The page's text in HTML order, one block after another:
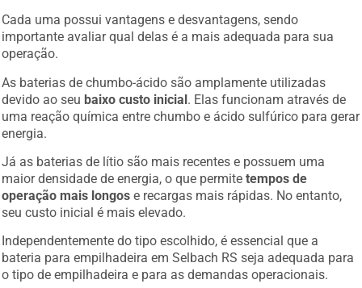
Cada uma possui vantagens e desvantagens, sendo
importante avaliar qual delas é a mais adequada para sua
operação.
As baterias de chumbo-ácido são amplamente utilizadas
devido ao seu baixo custo inicial. Elas funcionam através de
uma reação química entre chumbo e ácido sulfúrico para gerar
energia.
Já as baterias de lítio são mais recentes e possuem uma
maior densidade de energia, o que permitetempos de
operação mais longos e recargas mais rápidas. No entanto,
seu custo inicial é mais elevado.
Independentemente do tipo escolhido, é essencial que a
bateria para empilhadeira em Selbach RS seja adequada para
o tipo de empilhadeira e para as demandas operacionais.